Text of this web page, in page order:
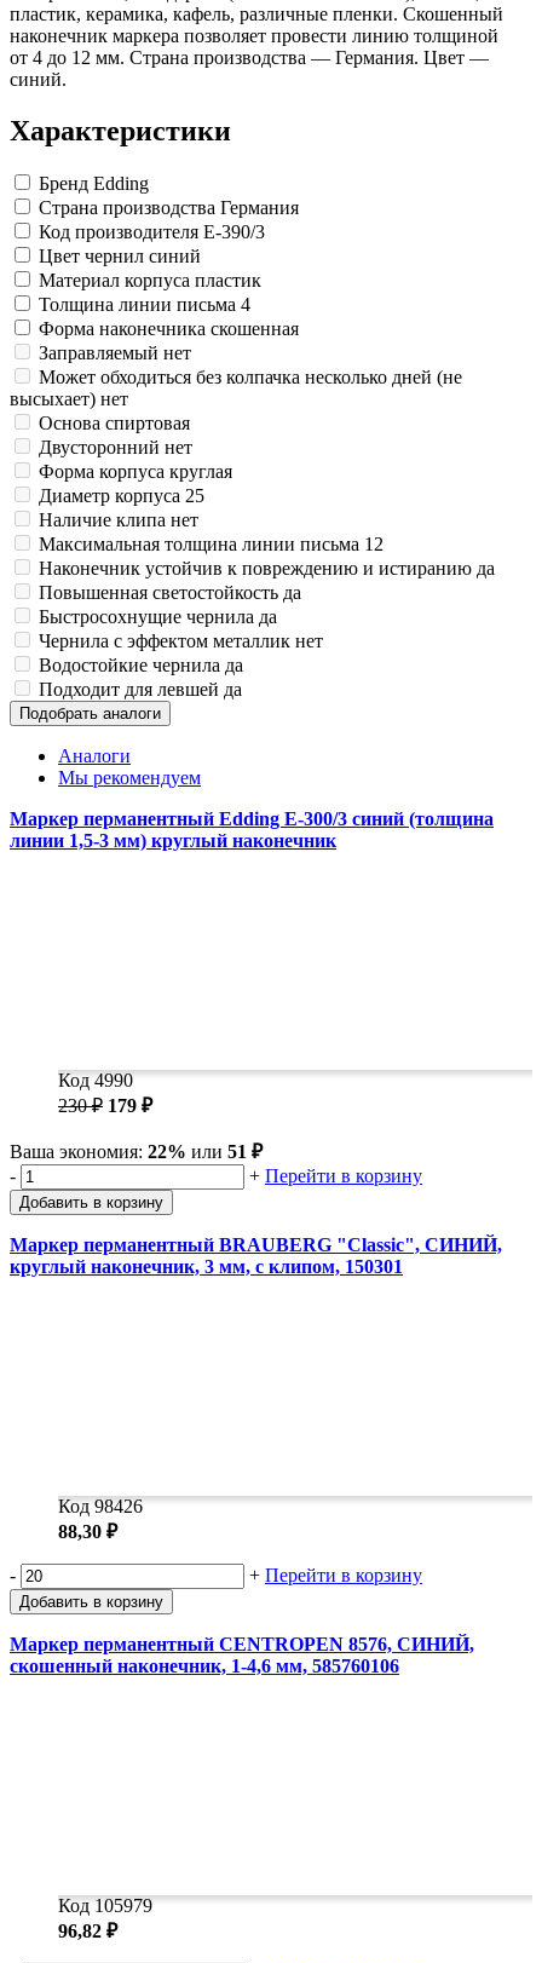
Замки прочие
Ящики для инструментов
Пленки солнцезащитные для окон
Все товары раздела
«Хозтовары»
пластик, керамика, кафель, различные пленки. Скошенный
наконечник маркера позволяет провести линию толщиной
от 4 до 12 мм. Страна производства — Германия. Цвет —
синий.
Характеристики
Бренд Edding
Страна производства Германия
Код производителя E-390/3
Цвет чернил синий
Материал корпуса пластик
Толщина линии письма 4
Форма наконечника скошенная
Заправляемый нет
Может обходиться без колпачка несколько дней (не
высыхает) нет
Основа спиртовая
Двусторонний нет
Форма корпуса круглая
Диаметр корпуса 25
Наличие клипа нет
Максимальная толщина линии письма 12
Наконечник устойчив к повреждению и истиранию да
Повышенная светостойкость да
Быстросохнущие чернила да
Чернила с эффектом металлик нет
Водостойкие чернила да
Подходит для левшей да
Подобрать аналоги
Аналоги
Мы рекомендуем
Маркер перманентный Edding E-300/3 синий (толщина
линии 1,5-3 мм) круглый наконечник
Код 4990
230 ₽ 179 ₽
Ваша экономия: 22% или 51 ₽
-
+ Перейти в корзину
Добавить в корзину
Маркер перманентный BRAUBERG "Classic", СИНИЙ,
круглый наконечник, 3 мм, с клипом, 150301
Код 98426
88,30 ₽
- + Перейти в корзину
Добавить в корзину
Маркер перманентный CENTROPEN 8576, СИНИЙ,
скошенный наконечник, 1-4,6 мм, 585760106
Код 105979
96,82 ₽